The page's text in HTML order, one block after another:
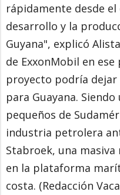
rápidamente desde
desarrollo y la
Guyana", explicó
de ExxonMobil en
proyecto podría dejar
para Guayana.
pequeños de
industria petrolera
Stabroek, una
en la plataforma
costa. (Redacción